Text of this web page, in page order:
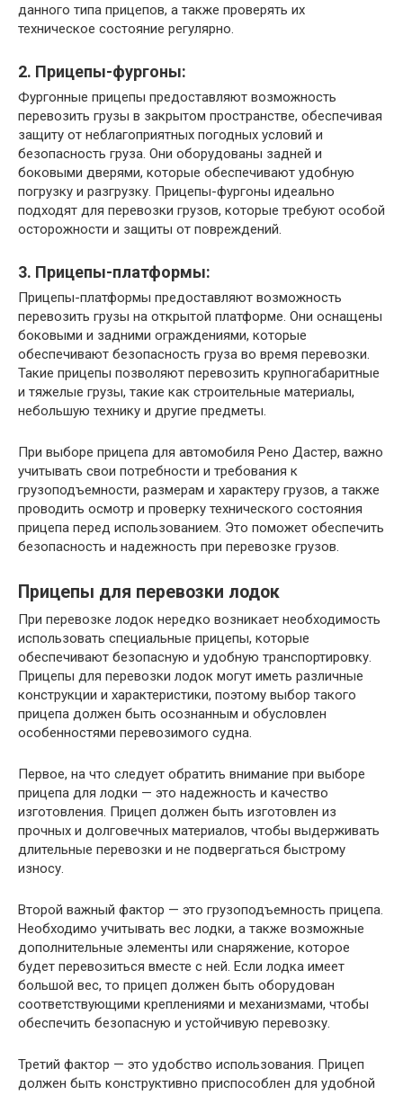
данного типа прицепов, а также проверять их
техническое состояние регулярно.
2. Прицепы-фургоны:
Фургонные прицепы предоставляют возможность
перевозить грузы в закрытом пространстве, обеспечивая
защиту от неблагоприятных погодных условий и
безопасность груза. Они оборудованы задней и
боковыми дверями, которые обеспечивают удобную
погрузку и разгрузку. Прицепы-фургоны идеально
подходят для перевозки грузов, которые требуют особой
осторожности и защиты от повреждений.
3. Прицепы-платформы:
Прицепы-платформы предоставляют возможность
перевозить грузы на открытой платформе. Они оснащены
боковыми и задними ограждениями, которые
обеспечивают безопасность груза во время перевозки.
Такие прицепы позволяют перевозить крупногабаритные
и тяжелые грузы, такие как строительные материалы,
небольшую технику и другие предметы.
При выборе прицепа для автомобиля Рено Дастер, важно
учитывать свои потребности и требования к
грузоподъемности, размерам и характеру грузов, а также
проводить осмотр и проверку технического состояния
прицепа перед использованием. Это поможет обеспечить
безопасность и надежность при перевозке грузов.
Прицепы для перевозки лодок
При перевозке лодок нередко возникает необходимость
использовать специальные прицепы, которые
обеспечивают безопасную и удобную транспортировку.
Прицепы для перевозки лодок могут иметь различные
конструкции и характеристики, поэтому выбор такого
прицепа должен быть осознанным и обусловлен
особенностями перевозимого судна.
Первое, на что следует обратить внимание при выборе
прицепа для лодки — это надежность и качество
изготовления. Прицеп должен быть изготовлен из
прочных и долговечных материалов, чтобы выдерживать
длительные перевозки и не подвергаться быстрому
износу.
Второй важный фактор — это грузоподъемность прицепа.
Необходимо учитывать вес лодки, а также возможные
дополнительные элементы или снаряжение, которое
будет перевозиться вместе с ней. Если лодка имеет
большой вес, то прицеп должен быть оборудован
соответствующими креплениями и механизмами, чтобы
обеспечить безопасную и устойчивую перевозку.
Третий фактор — это удобство использования. Прицеп
должен быть конструктивно приспособлен для удобной